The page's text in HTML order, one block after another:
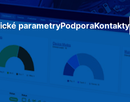
parametryPodporaKontakty